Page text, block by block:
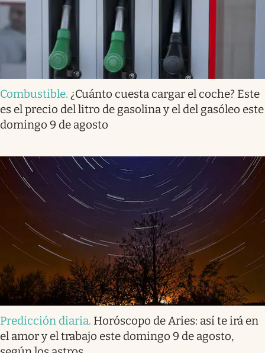
Combustible. ¿Cuánto cuesta cargar el coche? Este
es el precio del litro de gasolina y el del gasóleo este
domingo 9 de agosto
Predicción diaria. Horóscopo de Aries: así te irá en
el amor y el trabajo este domingo 9 de agosto,